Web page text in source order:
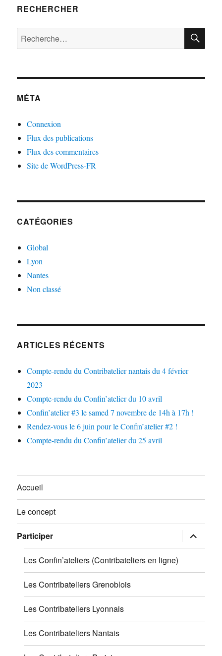
RECHERCHER
Rechercher :
MÉTA
Connexion
Flux des publications
Flux des commentaires
Site de WordPress-FR
CATÉGORIES
Global
Lyon
Nantes
Non classé
ARTICLES RÉCENTS
Compte-rendu du Contribatelier nantais du 4 février
2023
Compte-rendu du Confin’atelier du 10 avril
Confin’atelier #3 le samed 7 novembre de 14h à 17h !
Rendez-vous le 6 juin pour le Confin’atelier #2 !
Compte-rendu du Confin’atelier du 25 avril
Accueil
Le concept
Participer ouvrir
le
sous-
Les Confin’ateliers (Contribateliers en ligne)
Les Contribateliers Grenoblois
Les Contribateliers Lyonnais
Les Contribateliers Nantais